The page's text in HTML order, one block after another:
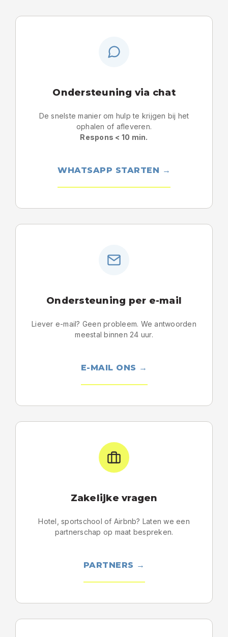
Ondersteuning via chat
De snelste manier om hulp te krijgen bij het
ophalen of afleveren.
Respons < 10 min.
WHATSAPP STARTEN →
Ondersteuning per e-mail
Liever e-mail? Geen probleem. We antwoorden
meestal binnen 24 uur.
E-MAIL ONS →
Zakelijke vragen
Hotel, sportschool of Airbnb? Laten we een
partnerschap op maat bespreken.
PARTNERS →